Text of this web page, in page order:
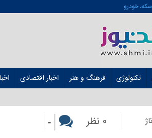
خودرو
تکنولوژی فرهنگ و هنر اخبار اقتصادی
0 نظر -